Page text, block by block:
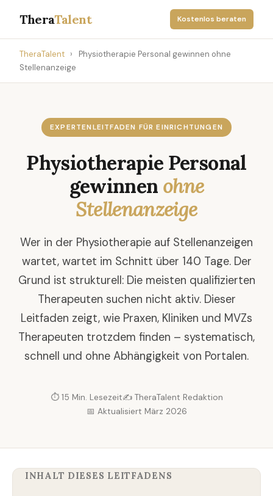
TheraTalent Kostenlos beraten
TheraTalent ›
Physiotherapie Personal gewinnen ohne
Stellenanzeige
EXPERTENLEITFADEN FÜR EINRICHTUNGEN
Physiotherapie Personal
gewinnen ohne
Stellenanzeige
Wer in der Physiotherapie auf Stellenanzeigen
wartet, wartet im Schnitt über 140 Tage. Der
Grund ist strukturell: Die meisten qualifizierten
Therapeuten suchen nicht aktiv. Dieser
Leitfaden zeigt, wie Praxen, Kliniken und MVZs
Therapeuten trotzdem finden – systematisch,
schnell und ohne Abhängigkeit von Portalen.
⏱ 15 Min. Lesezeit✍️ TheraTalent Redaktion
📅 Aktualisiert März 2026
INHALT DIESES LEITFADENS